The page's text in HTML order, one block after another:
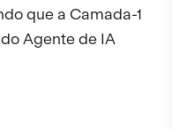
que a Camada-1
Agente de IA